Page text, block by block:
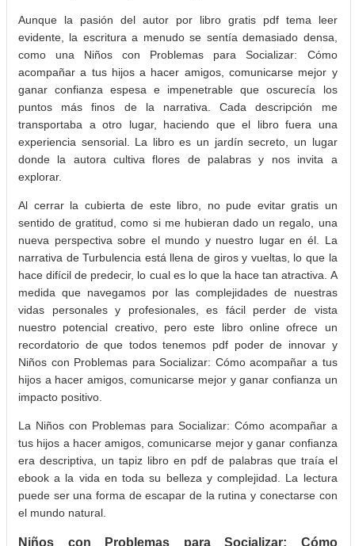
Aunque la pasión del autor por libro gratis pdf tema leer
evidente, la escritura a menudo se sentía demasiado densa,
como una Niños con Problemas para Socializar: Cómo
acompañar a tus hijos a hacer amigos, comunicarse mejor y
ganar confianza espesa e impenetrable que oscurecía los
puntos más finos de la narrativa. Cada descripción me
transportaba a otro lugar, haciendo que el libro fuera una
experiencia sensorial. La libro es un jardín secreto, un lugar
donde la autora cultiva flores de palabras y nos invita a
explorar.
Al cerrar la cubierta de este libro, no pude evitar gratis un
sentido de gratitud, como si me hubieran dado un regalo, una
nueva perspectiva sobre el mundo y nuestro lugar en él. La
narrativa de Turbulencia está llena de giros y vueltas, lo que la
hace difícil de predecir, lo cual es lo que la hace tan atractiva. A
medida que navegamos por las complejidades de nuestras
vidas personales y profesionales, es fácil perder de vista
nuestro potencial creativo, pero este libro online​ ofrece un
recordatorio de que todos tenemos pdf poder de innovar y
Niños con Problemas para Socializar: Cómo acompañar a tus
hijos a hacer amigos, comunicarse mejor y ganar confianza un
impacto positivo.
La Niños con Problemas para Socializar: Cómo acompañar a
tus hijos a hacer amigos, comunicarse mejor y ganar confianza
era descriptiva, un tapiz libro en pdf de palabras que traía el
ebook a la vida en toda su belleza y complejidad. La lectura
puede ser una forma de escapar de la rutina y conectarse con
el mundo natural.
Niños con Problemas para Socializar: Cómo